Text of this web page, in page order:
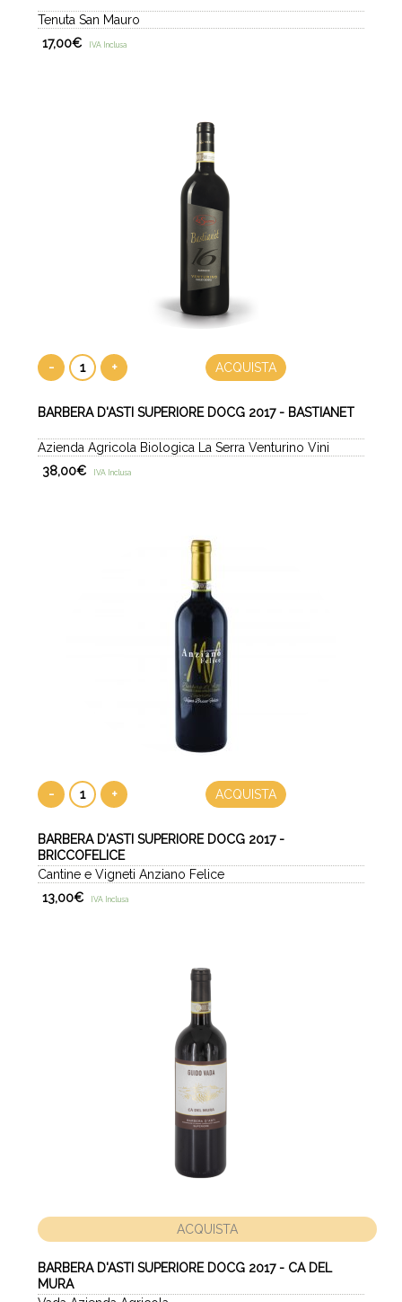
Tenuta San Mauro
17,00€ IVA Inclusa
- + ACQUISTA
BARBERA D'ASTI SUPERIORE DOCG 2017 - BASTIANET
Azienda Agricola Biologica La Serra Venturino Vini
38,00€ IVA Inclusa
- + ACQUISTA
BARBERA D'ASTI SUPERIORE DOCG 2017 -
BRICCOFELICE
Cantine e Vigneti Anziano Felice
13,00€ IVA Inclusa
ACQUISTA
BARBERA D'ASTI SUPERIORE DOCG 2017 - CA DEL
MURA